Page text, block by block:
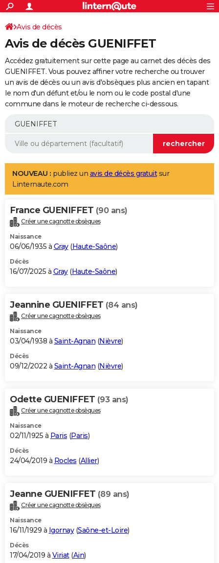
ACTUALITÉS
Politique
Société
Faits Divers
Education
Monde
Villes
+
SPORT
Coupe du monde 2026
Football
Tennis
Cyclisme
Rugby
Forum
Programme TV
TNT
Streaming
Cinéma
Sorties cinéma
Musique
+
FINANCE
Impôts
Immobilier
Risques naturels par ville
Banque
Assurance
Crédit
AUTO
Essais
Réserver un essai
Citadines
Berlines
SUV
Forum auto
+
Mobiles
Meilleur smartphone
Internet
Ordinateurs
Jeux vidéo
Guide high-tech
Aménagement intérieur
LIFESTYLE
Art de vivre
Bien-être
Loisirs
Mode
Modes de vie
Alimentation
Guide de la santé
Maladies
Médicaments
Sommeil
VOYAGE
Destinations
City break
Voyage nature
Voyage de noces
Forum
Climat
+PHOTO
GUIDES D'ACHAT
BONS PLANS
Carte de Noël
Carte Bonne année
Carte Saint-Valentin
Carte Pâques
Carte d'anniversaire
DICTIONNAIRE
Dictionnaire
Biographies
Citations
Expressions
Proverbes
PROGRAMME TV
S'inscrire
Se connecter
Lycées
Collèges
Primaires
Universités
Entreprises
Service militaire
Avis de recherche
AVIS DE DÉCÈS
Bricolage
Lifestyle
Culture
Sport
Auto
Television
Voyage
Cinema
Avis de décès
Avis de décès GUENIFFET
Accédez gratuitement sur cette page au carnet des décès des
GUENIFFET. Vous pouvez affiner votre recherche ou trouver
un avis de décès ou un avis d'obsèques plus ancien en tapant
le nom d'un défunt et/ou le nom ou le code postal d'une
commune dans le moteur de recherche ci-dessous.
NOUVEAU : publiez un avis de décès gratuitsur
Linternaute.com
France GUENIFFET (90 ans)
Créer une cagnotte obsèques
Naissance
06/06/1935 à Gray(Haute-Saône)
Décès
16/07/2025 à Gray(Haute-Saône)
Jeannine GUENIFFET (84 ans)
Créer une cagnotte obsèques
Naissance
03/04/1938 à Saint-Agnan (Nièvre)
Décès
09/12/2022 à Saint-Agnan (Nièvre)
Odette GUENIFFET (93 ans)
Créer une cagnotte obsèques
Naissance
02/11/1925 à Paris (Paris)
Décès
24/04/2019 à Rocles (Allier)
Jeanne GUENIFFET (89 ans)
Créer une cagnotte obsèques
Naissance
16/11/1929 à Igornay(Saône-et-Loire)
Décès
17/04/2019 à Viriat(Ain)